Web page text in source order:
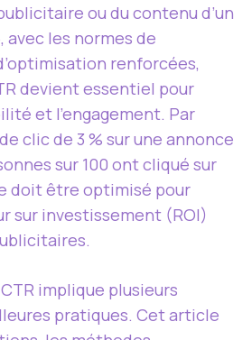
ou du contenu d’un
avec les normes de
renforcées,
devient essentiel pour
et l’engagement. Par
clic de 3 % sur une annonce
sur 100 ont cliqué sur
doit être optimisé pour
sur investissement (ROI)
implique plusieurs
pratiques. Cet article